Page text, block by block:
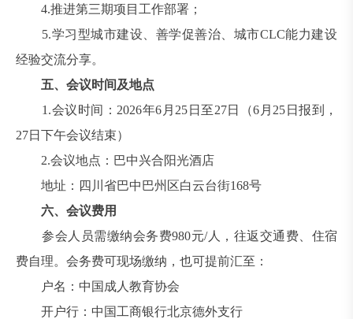
4.推进第三期项目工作部署；
5.学习型城市建设、善学促善治、城市CLC能力建设
经验交流分享。
五、会议时间及地点
1.会议时间：2026年6月25日至27日（6月25日报到，
27日下午会议结束）
2.会议地点：巴中兴合阳光酒店
地址：四川省巴中巴州区白云台街168号
六、会议费用
参会人员需缴纳会务费980元/人，往返交通费、住宿
费自理。会务费可现场缴纳，也可提前汇至：
户名：中国成人教育协会
开户行：中国工商银行北京德外支行